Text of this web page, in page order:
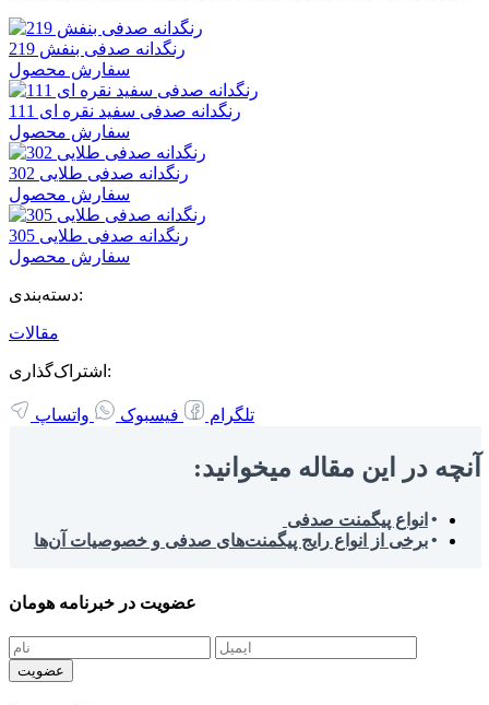
رنگدانه صدفی بنفش 219
سفارش محصول
رنگدانه صدفی سفید نقره ای 111
سفارش محصول
رنگدانه صدفی طلایی 302
سفارش محصول
رنگدانه صدفی طلایی 305
سفارش محصول
دسته‌بندی:
مقالات
اشتراک‌گذاری:
تلگرام فیسبوک واتساپ
آنچه در این مقاله میخوانید:
انواع پیگمنت صدفی
برخی از انواع رایج پیگمنت‌های صدفی و خصوصیات آن‌ها
عضویت در خبرنامه هومان